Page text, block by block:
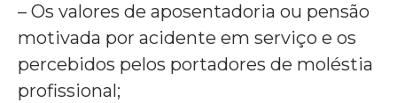
– Os valores de aposentadoria ou pensão
motivada por acidente em serviço e os
percebidos pelos portadores de moléstia
profissional;